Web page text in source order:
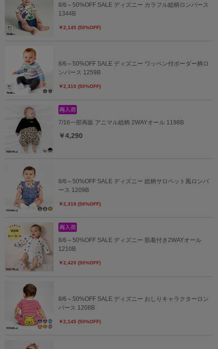
8/6～50%OFF SALE ディズニー カラフル総柄ロンパース
1344B
￥2,145 (50%OFF)
8/6～50%OFF SALE ディズニー ワッペン付ボーダー柄ロ
ンパース 1259B
￥2,310 (50%OFF)
7/16一部再販 アニマル総柄 2WAYオール 1198B
￥4,290
8/6～50%OFF SALE ディズニー 総柄サロペット風ロンパ
ース 1209B
￥2,310 (50%OFF)
8/6～50%OFF SALE ディズニー 肌着付き2WAYオール
1210B
￥2,420 (50%OFF)
8/6～50%OFF SALE ディズニー おしりキャラクターロン
パース 1208B
￥2,145 (50%OFF)